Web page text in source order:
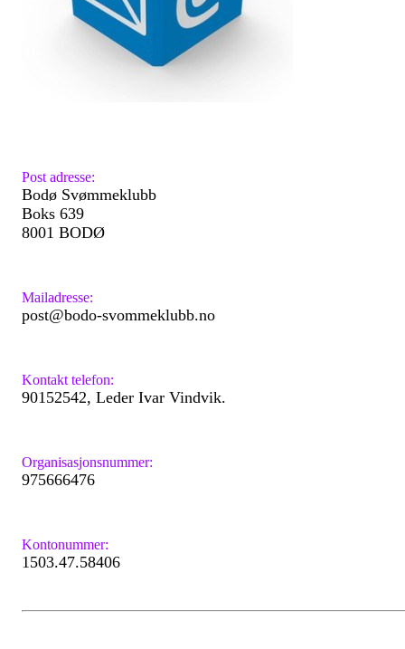
Post adresse:
Bodø Svømmeklubb
Boks 639
8001 BODØ
Mailadresse:
post@bodo-svommeklubb.no
Kontakt telefon:
90152542, Leder Ivar Vindvik.
Organisasjonsnummer:
975666476
Kontonummer:
1503.47.58406